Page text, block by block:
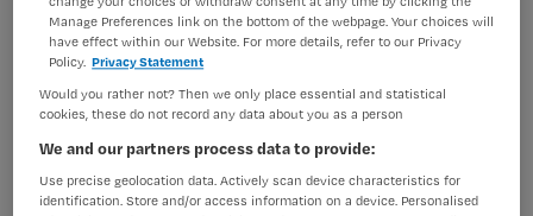
ERVARING
Ervaren
DIENSTVERBAND
Vacature niet beschikbaar
Deze vacature Sociotherapeut of coordinerend
Manage Preferences link on the bottom of the webpage. Your choices will
have effect within our Website. For more details, refer to our Privacy
Policy. Privacy Statement
Would you rather not? Then we only place essential and statistical
cookies, these do not record any data about you as a person
We and our partners process data to provide:
Use precise geolocation data. Actively scan device characteristics for
identification. Store and/or access information on a device. Personalised